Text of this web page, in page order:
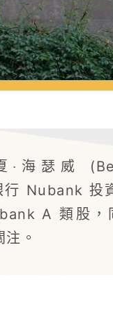
‧海瑟威
行 Nubank 投
A 類股，
。